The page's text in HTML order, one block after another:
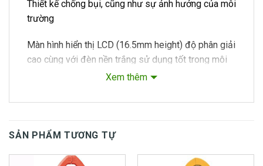
Thiết kế chống bụi, cũng như sự ảnh hưởng của môi
trường
Màn hình hiển thị LCD (16.5mm height) độ phân giải
cao cùng với đèn nền trắng sử dụng tốt trong môi
Người sử dụng có thể lựa chọn các đơn vị khác
Thiết kế gọn nhẹ, có thể xách tay, dễ dàng di chuyển
Xem thêm
SẢN PHẨM TƯƠNG TỰ